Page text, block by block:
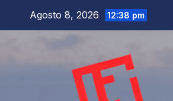
Agosto 8, 2026 12:38 pm